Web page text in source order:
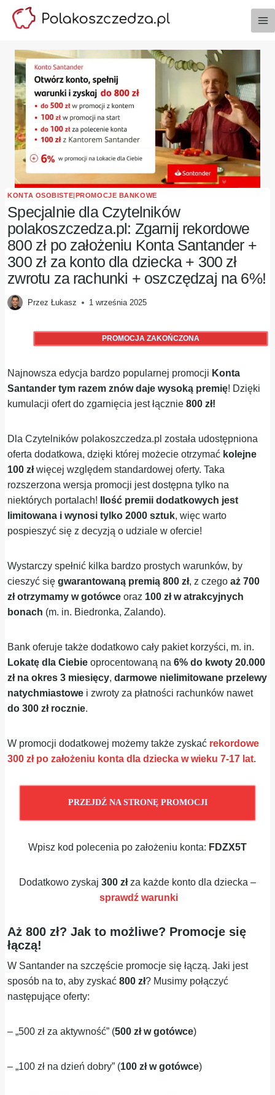
Przejdź
KONTA OSOBISTE|PROMOCJE BANKOWE
Specjalnie dla Czytelników
polakoszczedza.pl: Zgarnij rekordowe
800 zł po założeniu Konta Santander +
300 zł za konto dla dziecka + 300 zł
zwrotu za rachunki + oszczędzaj na 6%!
Przez Łukasz 1 września 2025
PROMOCJA ZAKOŃCZONA
Najnowsza edycja bardzo popularnej promocji Konta
Santander tym razem znów daje wysoką premię! Dzięki
kumulacji ofert do zgarnięcia jest łącznie800 zł!
Dla Czytelników polakoszczedza.pl została udostępniona
oferta dodatkowa, dzięki której możecie otrzymać kolejne
100 złwięcej względem standardowej oferty. Taka
rozszerzona wersja promocji jest dostępna tylko na
niektórych portalach!
Ilość premii dodatkowych jest
limitowana i wynosi tylko 2000 sztuk, więc warto
pospieszyć się z decyzją o udziale w ofercie!
Wystarczy spełnić kilka bardzo prostych warunków, by
cieszyć sięgwarantowaną premią 800 zł, z czegoaż 700
zł otrzymamy w gotówce oraz 100 zł w atrakcyjnych
bonach (m. in. Biedronka, Zalando).
Bank oferuje także dodatkowo cały pakiet korzyści, m. in.
Lokatę dla Ciebie oprocentowaną na6% do kwoty 20.000
zł na okres 3 miesięcy,darmowe nielimitowane przelewy
natychmiastowe i zwroty za płatności rachunków nawet
do 300 zł rocznie.
W promocji dodatkowej możemy także zyskać rekordowe
300 zł po założeniu konta dla dziecka w wieku 7-17 lat.
PRZEJDŹ NA STRONĘ PROMOCJI
Wpisz kod polecenia po założeniu konta: FDZX5T
Dodatkowo zyskaj 300 złza każde konto dla dziecka –
sprawdź warunki
Aż 800 zł? Jak to możliwe? Promocje się
łączą!
W Santander na szczęście promocje się łączą. Jaki jest
sposób na to, aby zyskać800 zł? Musimy połączyć
następujące oferty:
– „500 zł za aktywność” (500 zł w gotówce)
– „100 zł na dzień dobry” (100 zł w gotówce)